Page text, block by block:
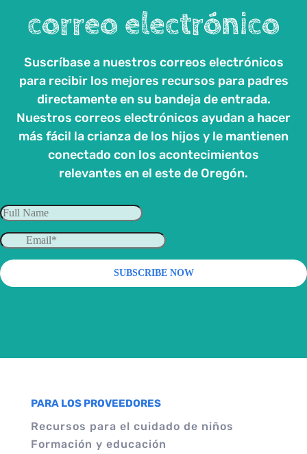
correo electrónico
Suscríbase a nuestros correos electrónicos
para recibir los mejores recursos para padres
directamente en su bandeja de entrada.
Nuestros correos electrónicos ayudan a hacer
más fácil la crianza de los hijos y le mantienen
conectado con los acontecimientos
relevantes en el este de Oregón.
PARA LOS PROVEEDORES
Recursos para el cuidado de niños
Formación y educación